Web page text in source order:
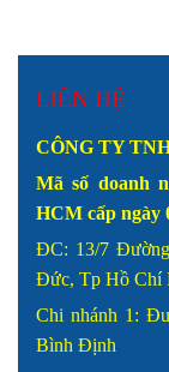
LIÊN HỆ
CÔNG TY
Mã số doanh
HCM cấp ngày
ĐC: 13/7
Đức, Tp Hồ Chí
Chi nhánh 1:
Bình Định